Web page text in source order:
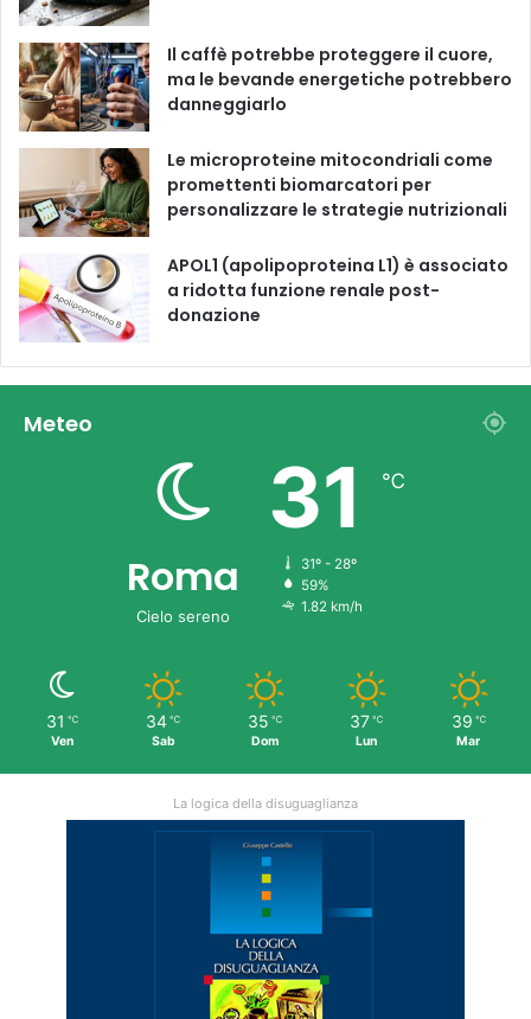
Il caffè potrebbe proteggere il cuore,
ma le bevande energetiche potrebbero
danneggiarlo
Le microproteine ​​mitocondriali come
promettenti biomarcatori per
personalizzare le strategie nutrizionali
APOL1 (apolipoproteina L1) è associato
a ridotta funzione renale post-
donazione
Meteo
Roma
Cielo sereno
31 ℃
31º - 28º
59%
1.82 km/h
31 ℃
Ven
34 ℃
Sab
35 ℃
Dom
37 ℃
Lun
39 ℃
Mar
La logica della disuguaglianza